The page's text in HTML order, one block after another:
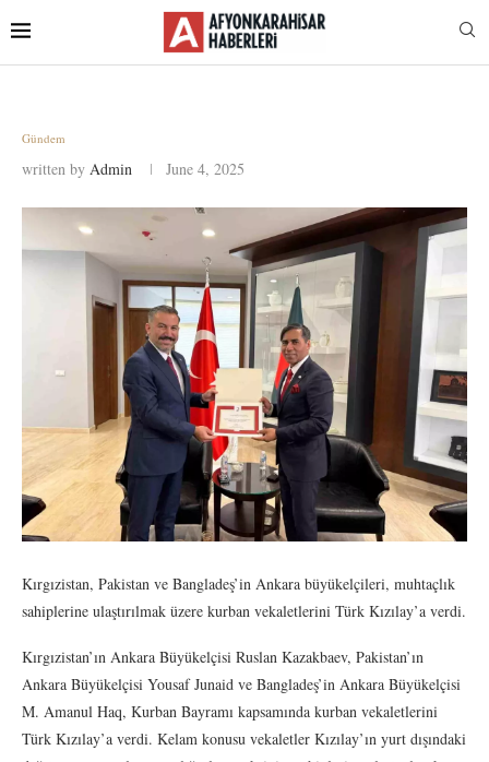
Gündem
written by Admin June 4, 2025
Kırgızistan, Pakistan ve Bangladeş’in Ankara büyükelçileri, muhtaçlık
sahiplerine ulaştırılmak üzere kurban vekaletlerini Türk Kızılay’a verdi.
Kırgızistan’ın Ankara Büyükelçisi Ruslan Kazakbaev, Pakistan’ın
Ankara Büyükelçisi Yousaf Junaid ve Bangladeş’in Ankara Büyükelçisi
M. Amanul Haq, Kurban Bayramı kapsamında kurban vekaletlerini
Türk Kızılay’a verdi. Kelam konusu vekaletler Kızılay’ın yurt dışındaki